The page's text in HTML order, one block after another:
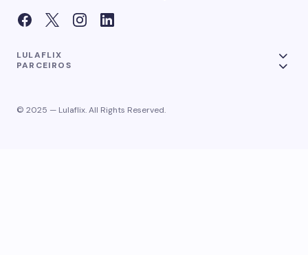
LULAFLIX
PARCEIROS
© 2025 — Lulaflix. All Rights Reserved.